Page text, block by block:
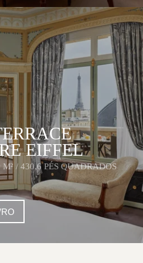
EIFFEL
M² / 430,6 PÉS QUADRADOS